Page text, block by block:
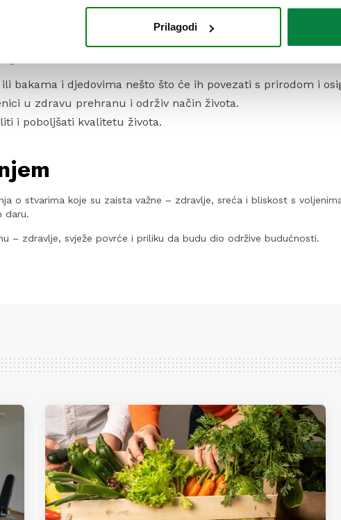
Prilagodi
poklon?
bakama i djedovima nešto što će ih povezati s prirodom i
u zdravu prehranu i održiv način života.
i poboljšati kvalitetu života.
o stvarima koje su zaista važne – zdravlje, sreća i bliskost s
daru.
– zdravlje, svježe povrće i priliku da budu dio održive budućnosti.